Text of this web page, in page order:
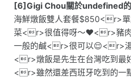
[6]Gigi Chou關於undefined的
海鮮燉飯雙人套餐$850<r>
菜<r>很值得呀～❤️<r>豬肉
一般的鹹<r>很可以😌<r>
<r>燉飯是先生在台灣吃到最
<r>雖然還差西班牙吃到的